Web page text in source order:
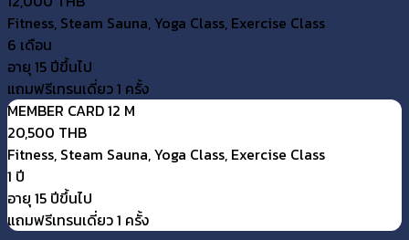
Fitness, Steam Sauna, Yoga Class, Exercise Class
6 เดือน
อายุ 15 ปีขึ้นไป
แถมฟรีเทรนเดี่ยว 1 ครั้ง
MEMBER CARD 12 M
20,500 THB
Fitness, Steam Sauna, Yoga Class, Exercise Class
1 ปี
อายุ 15 ปีขึ้นไป
แถมฟรีเทรนเดี่ยว 1 ครั้ง